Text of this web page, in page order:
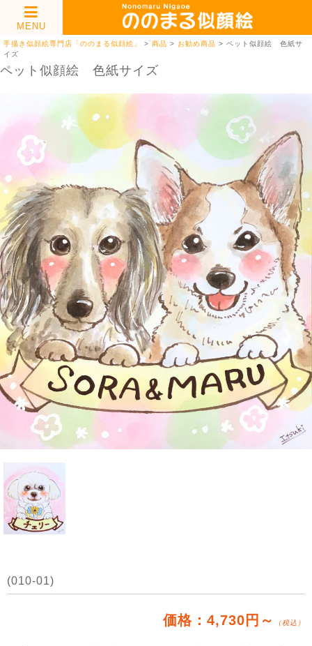
MENU
手描き似顔絵専門店「ののまる似顔絵」 > 商品 > お勧め商品 > ペット似顔絵 色紙サ
イズ
ペット似顔絵 色紙サイズ
(010-01)
価格：4,730円～ （税込）